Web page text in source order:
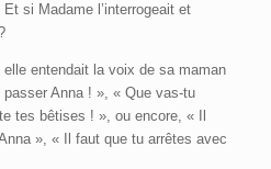
si Madame l’interrogeait et
entendait la voix de sa maman
Anna ! », « Que vas-tu
tes bêtises ! », ou encore, « Il
», « Il faut que tu arrêtes avec